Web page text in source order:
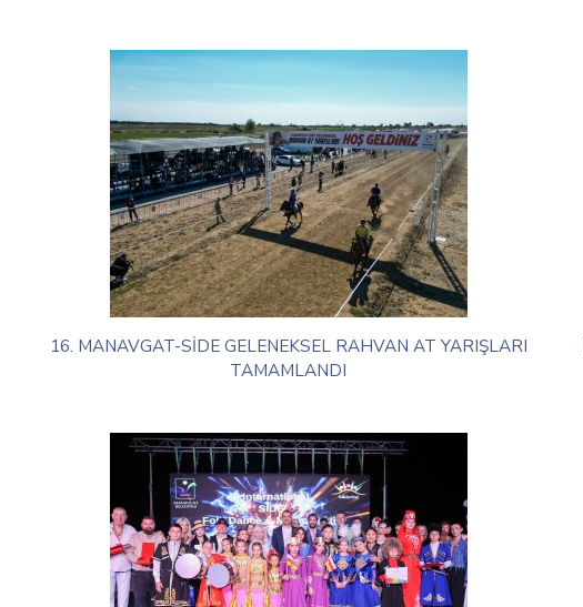
16. MANAVGAT-SİDE GELENEKSEL RAHVAN AT YARIŞLARI
TAMAMLANDI